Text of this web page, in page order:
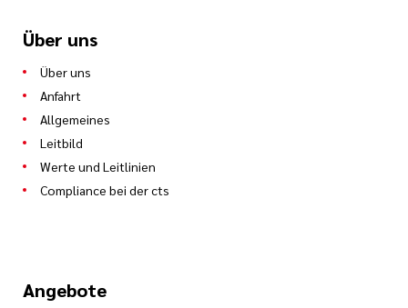
Über uns
Über uns
Anfahrt
Allgemeines
Leitbild
Werte und Leitlinien
Compliance bei der cts
Angebote